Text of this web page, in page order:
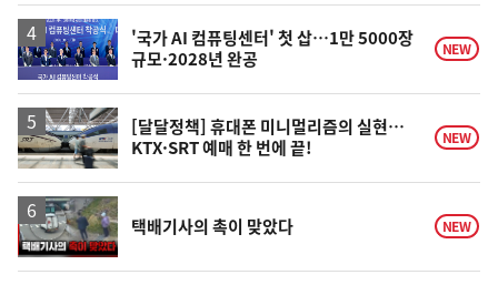
상
승
'국가 AI 컴퓨팅센터' 첫 삽…1만 5000장
규모·2028년 완공
NEW
[달달정책] 휴대폰 미니멀리즘의 실현…
KTX·SRT 예매 한 번에 끝!
NEW
영
상
택배기사의 촉이 맞았다 NEW